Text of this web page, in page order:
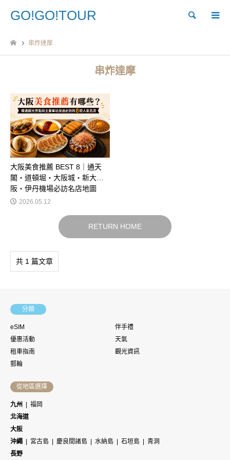
GO!GO!TOUR Search
串炸達摩
串炸達摩
大阪美食推薦 BEST 8｜通天
閣・道頓堀・大阪城・新大
阪・伊丹機場必訪名店地圖
2026.05.12
RETURN HOME
共 1 篇文章
分類
eSIM
伴手禮
優惠活動
天氣
租車指南
觀光資訊
郵輪
從地區選擇
九州
福岡
北海道
大阪
沖繩
宮古島 慶良間諸島 水納島 石垣島
青洞
長野